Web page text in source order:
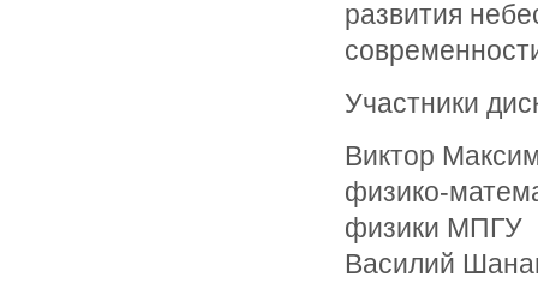
развития
Участники
Виктор
физико-
физики МПГУ
Василий